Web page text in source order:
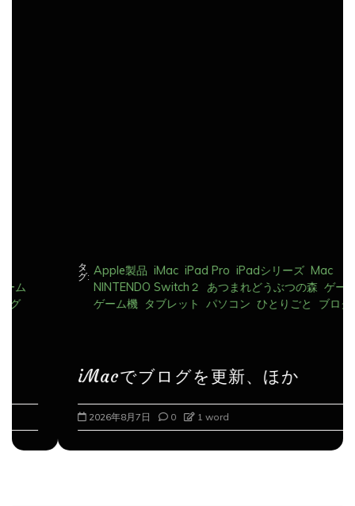
Apple製品 iMac iPad Pro iPadシリーズ Mac
NINTENDO Switch２
あつまれどうぶつの森 ゲーム
タブレット パソコン ひとりごと ブログ
iMacでブログを更新、ほか
2026年8月7日 0 1 word